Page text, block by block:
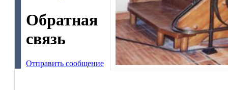
Обратная
связь
Отправить сообщение